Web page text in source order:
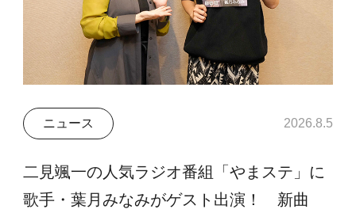
ニュース 2026.8.5
二見颯一の人気ラジオ番組「やまステ」に
歌手・葉月みなみがゲスト出演！ 新曲